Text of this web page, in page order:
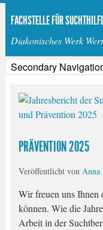
FACHSTELLE FÜR
Diakonisches Werk
PRÄVENTION 2025
Veröffentlicht von Anna
Wir freuen uns Ihnen
können. Wie die
Arbeit in der